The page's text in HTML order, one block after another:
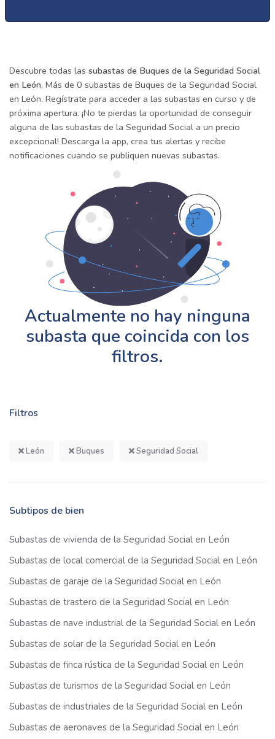
Filtros
León Buques Seguridad Social
Subtipos de bien
Subastas de vivienda de la Seguridad Social en León
Subastas de local comercial de la Seguridad Social en León
Subastas de garaje de la Seguridad Social en León
Subastas de trastero de la Seguridad Social en León
Subastas de nave industrial de la Seguridad Social en León
Subastas de solar de la Seguridad Social en León
Subastas de finca rústica de la Seguridad Social en León
Subastas de turismos de la Seguridad Social en León
Subastas de industriales de la Seguridad Social en León
Subastas de aeronaves de la Seguridad Social en León
Descubre todas las subastas de Buques de la Seguridad Social
en León. Más de 0 subastas de Buques de la Seguridad Social
en León. Regístrate para acceder a las subastas en curso y de
próxima apertura. ¡No te pierdas la oportunidad de conseguir
alguna de las subastas de la Seguridad Social a un precio
excepcional! Descarga la app, crea tus alertas y recibe
notificaciones cuando se publiquen nuevas subastas.
Actualmente no hay ninguna
subasta que coincida con los
filtros.